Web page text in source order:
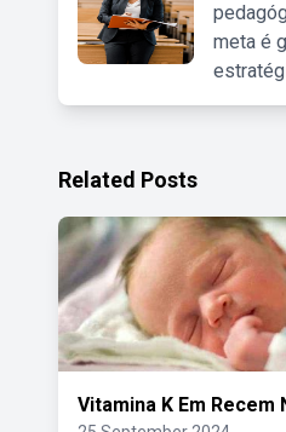
meta é
Related Posts
Vitamina K Em Recem